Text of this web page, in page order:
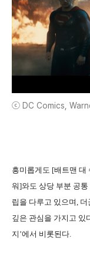
ⓒ DC Comics,
흥미롭게도 [배트맨 대
워]와도 상당 부분 공
립을 다루고 있으며,
깊은 관심을 가지고 있
지’에서 비롯된다.